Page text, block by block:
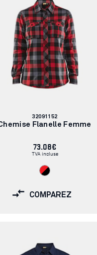
Numéro
d'article:
32091152
Flanelle Femme
73.08€
TVA incluse
COMPAREZ